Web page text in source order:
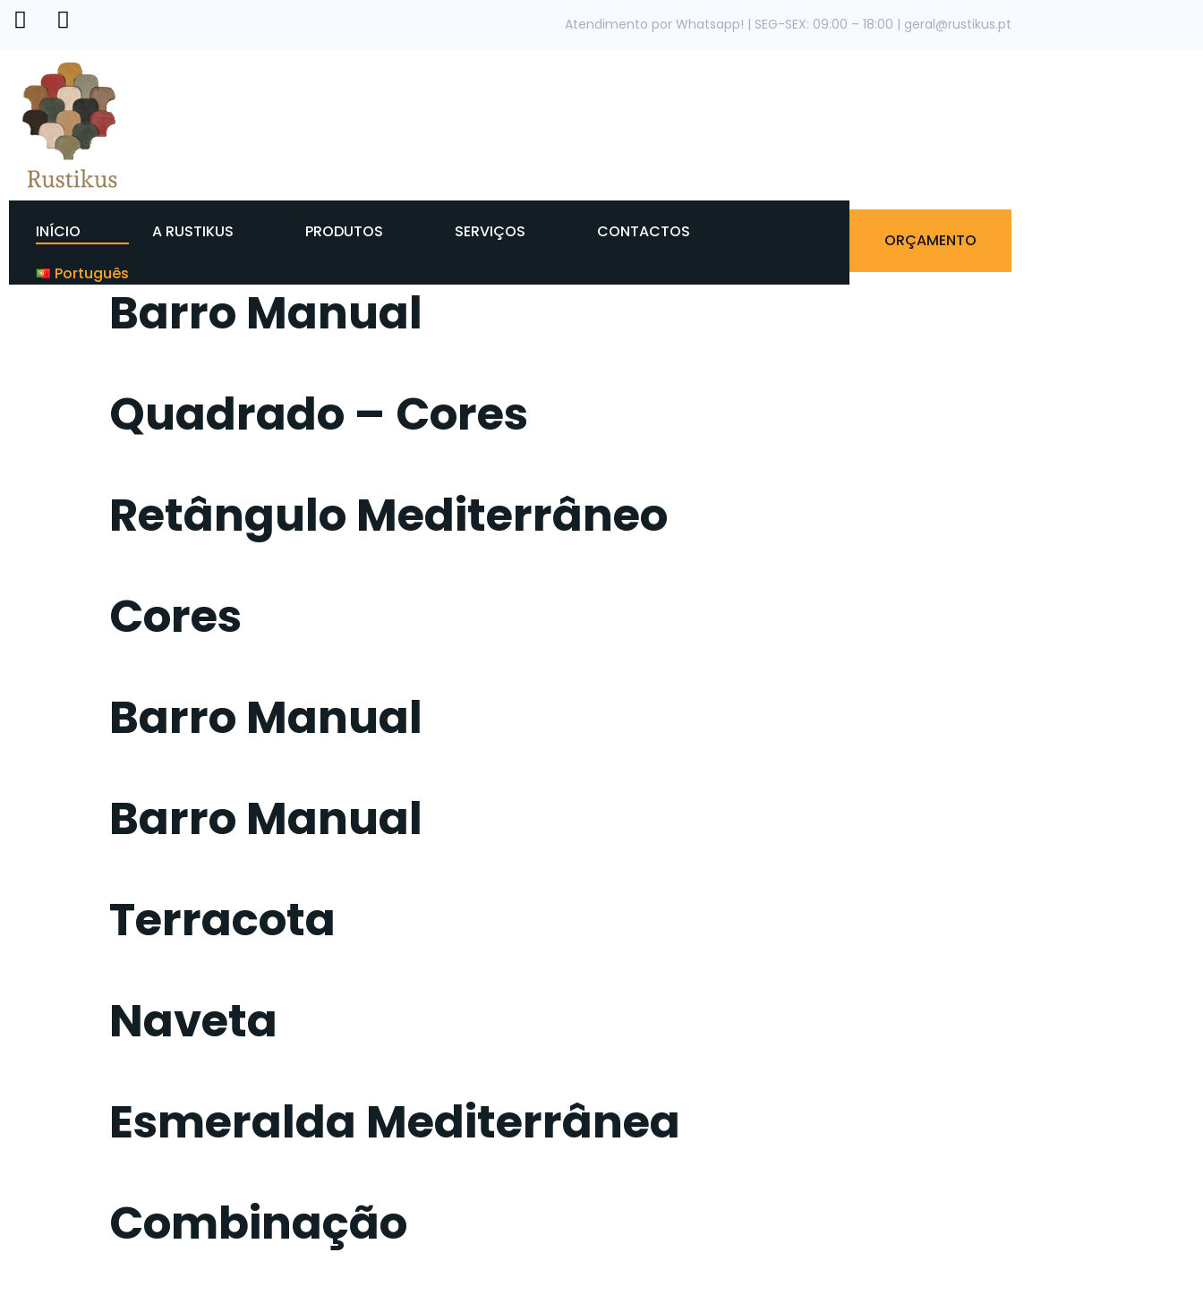
Atendimento por Whatsapp! | SEG-SEX: 09:00 – 18:00 | geral@rustikus.pt
INÍCIO A RUSTIKUS PRODUTOS SERVIÇOS CONTACTOS
Português
ORÇAMENTO
Barro Manual
Quadrado – Cores
Retângulo Mediterrâneo
Cores
Barro Manual
Barro Manual
Terracota
Naveta
Esmeralda Mediterrânea
Combinação